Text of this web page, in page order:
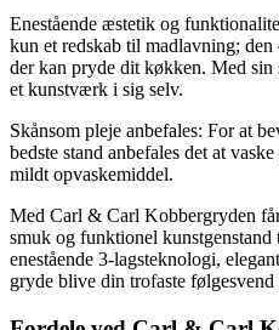
Enestående æstetik og
kun et redskab til madlavning; den
der kan pryde dit køkken. Med sin
et kunstværk i sig selv.
Skånsom pleje anbefales: For at
bedste stand anbefales det at
mildt opvaskemiddel.
Med Carl & Carl Kobbergryden
smuk og funktionel
enestående 3-lagsteknologi,
gryde blive din trofaste følgesvend